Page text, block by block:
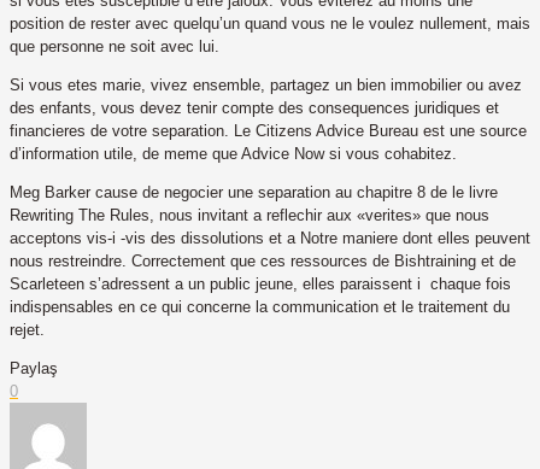
position de rester avec quelqu’un quand vous ne le voulez nullement, mais
que personne ne soit avec lui.
Si vous etes marie, vivez ensemble, partagez un bien immobilier ou avez
des enfants, vous devez tenir compte des consequences juridiques et
financieres de votre separation. Le Citizens Advice Bureau est une source
d’information utile, de meme que Advice Now si vous cohabitez.
Meg Barker cause de negocier une separation au chapitre 8 de le livre
Rewriting The Rules, nous invitant a reflechir aux «verites» que nous
acceptons vis-i -vis des dissolutions et a Notre maniere dont elles peuvent
nous restreindre. Correctement que ces ressources de Bishtraining et de
Scarleteen s’adressent a un public jeune, elles paraissent i chaque fois
indispensables en ce qui concerne la communication et le traitement du
rejet.
Paylaş
0